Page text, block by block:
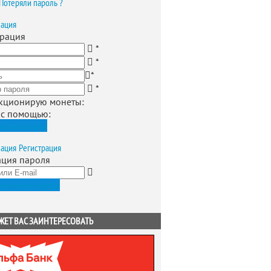
пароль ?
*
*
*
*
монеты:
помощью:
Регистрация
пароля
ВАС ЗАИНТЕРЕСОВАТЬ